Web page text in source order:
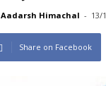
Aadarsh Himachal - 13/
Share on Facebook